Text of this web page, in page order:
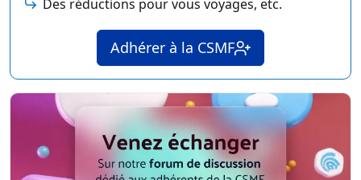
Des réductions pour vous voyages, etc.
Adhérer à la CSMF